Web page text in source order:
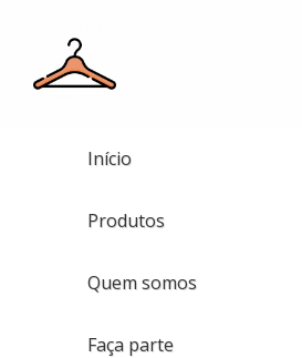
Início
Produtos
Quem somos
Faça parte